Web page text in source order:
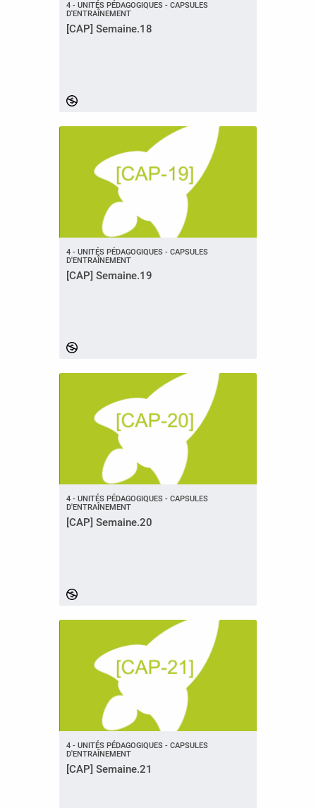
4 - UNITÉS PÉDAGOGIQUES - CAPSULES
D'ENTRAÎNEMENT
[CAP] Semaine.18
4 - UNITÉS PÉDAGOGIQUES - CAPSULES
D'ENTRAÎNEMENT
[CAP] Semaine.19
4 - UNITÉS PÉDAGOGIQUES - CAPSULES
D'ENTRAÎNEMENT
[CAP] Semaine.20
4 - UNITÉS PÉDAGOGIQUES - CAPSULES
D'ENTRAÎNEMENT
[CAP] Semaine.21